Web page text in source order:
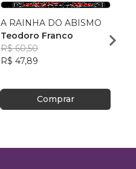
A RAINHA DO ABISMO
Teodoro Franco
R$ 60,50
R$ 47,89
Comprar
R$